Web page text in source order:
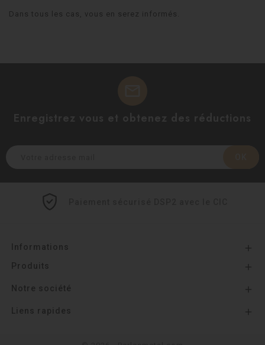
Dans tous les cas, vous en serez informés.
Informations
Produits
Notre société
Liens rapides